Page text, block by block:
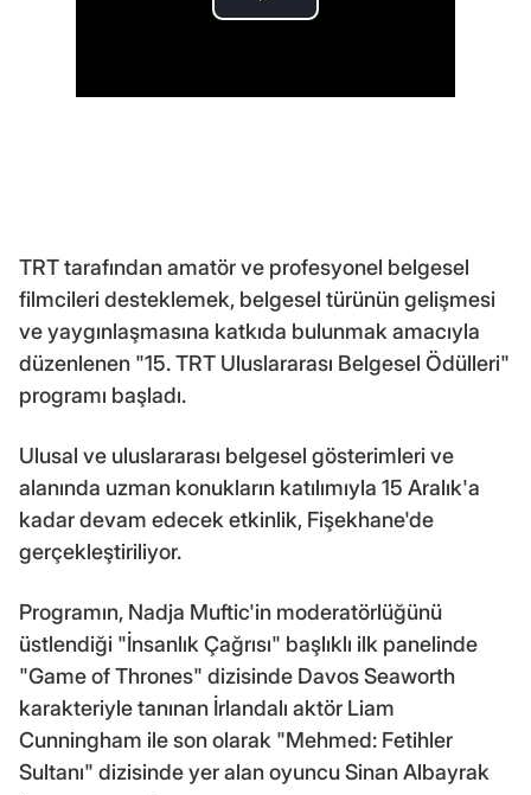
TRT tarafından amatör ve profesyonel belgesel
filmcileri desteklemek, belgesel türünün gelişmesi
ve yaygınlaşmasına katkıda bulunmak amacıyla
düzenlenen "15. TRT Uluslararası Belgesel Ödülleri"
programı başladı.
Ulusal ve uluslararası belgesel gösterimleri ve
alanında uzman konukların katılımıyla 15 Aralık'a
kadar devam edecek etkinlik, Fişekhane'de
gerçekleştiriliyor.
Programın, Nadja Muftic'in moderatörlüğünü
üstlendiği "İnsanlık Çağrısı" başlıklı ilk panelinde
"Game of Thrones" dizisinde Davos Seaworth
karakteriyle tanınan İrlandalı aktör Liam
Cunningham ile son olarak "Mehmed: Fetihler
Sultanı" dizisinde yer alan oyuncu Sinan Albayrak